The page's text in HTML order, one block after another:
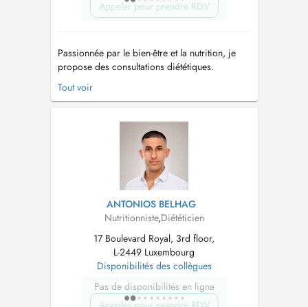
Appeler pour prendre RDV
Passionnée par le bien-être et la nutrition, je
propose des consultations diététiques.
Domaines dintervention : Perte ou prise de
poids Rééquilibrage alimentaire Troubles du
végétarienne ou végane Prise de masse,
performance sportive Prédiabète ou d...
Tout voir
ANTONIOS BELHAG
Nutritionniste,Diététicien
17 Boulevard Royal, 3rd floor,
L-2449 Luxembourg
Disponibilités des collègues
Pas de disponibilités en ligne